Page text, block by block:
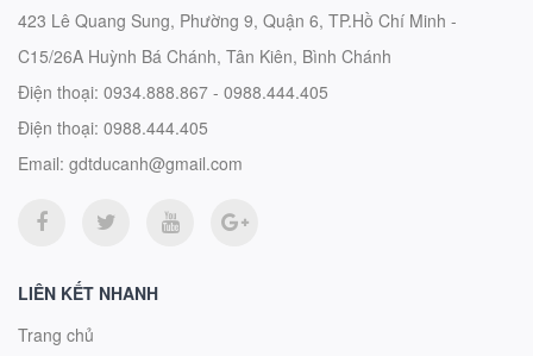
423 Lê Quang Sung, Phường 9, Quận 6, TP.Hồ Chí Minh -
C15/26A Huỳnh Bá Chánh, Tân Kiên, Bình Chánh
Điện thoại: 0934.888.867 - 0988.444.405
Điện thoại: 0988.444.405
Email: gdtducanh@gmail.com
LIÊN KẾT NHANH
Trang chủ